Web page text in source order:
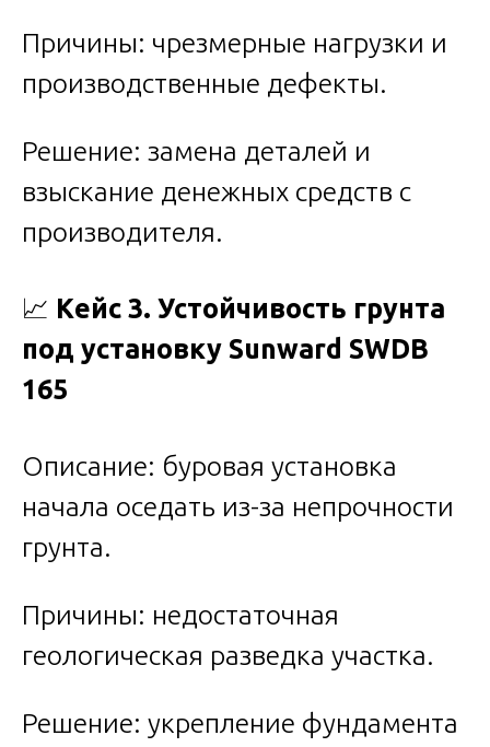
Причины: чрезмерные нагрузки и
производственные дефекты.
Решение: замена деталей и
взыскание денежных средств с
производителя.
📈 Кейс 3. Устойчивость грунта
под установку Sunward SWDB
165
Описание: буровая установка
начала оседать из-за непрочности
грунта.
Причины: недостаточная
геологическая разведка участка.
Решение: укрепление фундамента